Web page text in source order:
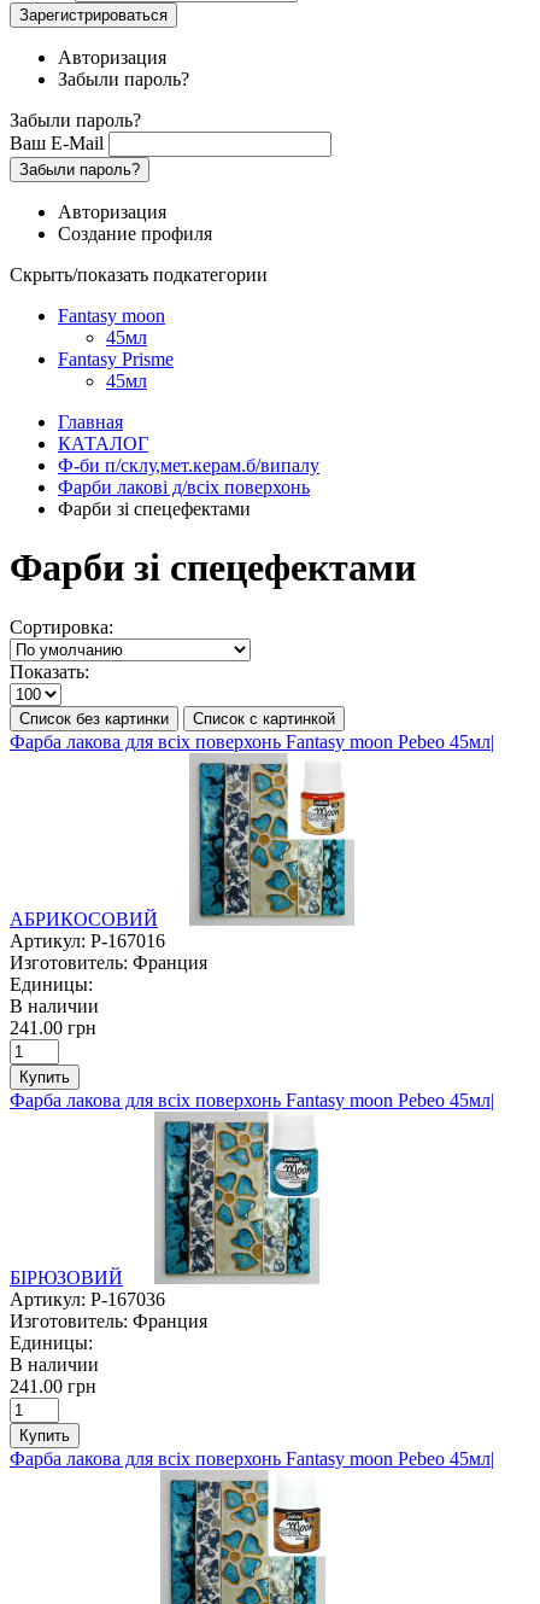
Зарегистрироваться
Авторизация
Забыли пароль?
Забыли пароль?
Ваш E-Mail
Забыли пароль?
Авторизация
Создание профиля
Скрыть/показать подкатегории
Fantasy moon
45мл
Fantasy Prisme
45мл
Главная
КАТАЛОГ
Ф-би п/склу,мет.керам.б/випалу
Фарби лакові д/всіх поверхонь
Фарби зі спецефектами
Фарби зі спецефектами
Сортировка:
Показать:
Список без картинки Список с картинкой
Фарба лакова для всіх поверхонь Fantasy moon Pebeo 45мл|
АБРИКОСОВИЙ
Артикул: P-167016
Изготовитель: Франция
Единицы:
В наличии
241.00 грн
Купить
Фарба лакова для всіх поверхонь Fantasy moon Pebeo 45мл|
БІРЮЗОВИЙ
Артикул: P-167036
Изготовитель: Франция
Единицы:
В наличии
241.00 грн
Купить
Фарба лакова для всіх поверхонь Fantasy moon Pebeo 45мл|